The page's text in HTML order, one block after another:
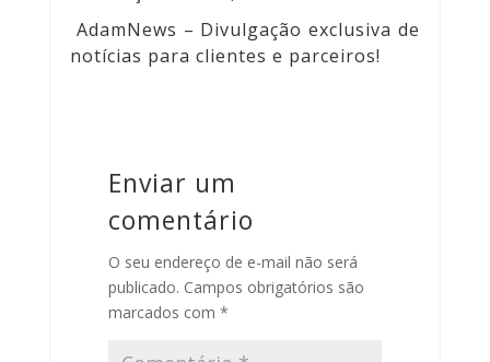
AdamNews – Divulgação exclusiva de
notícias para clientes e parceiros!
Enviar um
comentário
O seu endereço de e-mail não será
publicado. Campos obrigatórios são
marcados com*